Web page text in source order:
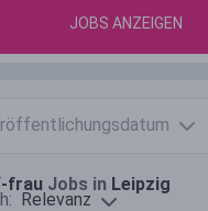
JOBS ANZEIGEN
frau Jobs in Leipzig
Relevanz